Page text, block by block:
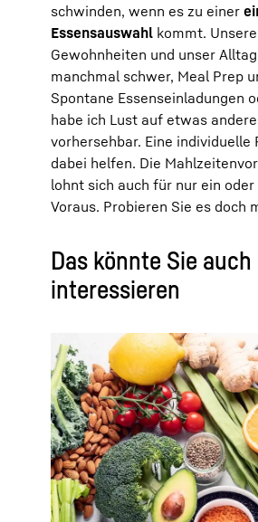
schwinden, wenn es zu einer
Essensauswahl kommt. Unsere
Gewohnheiten und unser
manchmal schwer, Meal Prep
Spontane Essenseinladungen
habe ich Lust auf etwas
vorhersehbar. Eine individuelle
dabei helfen. Die
lohnt sich auch für nur ein oder
Voraus. Probieren Sie es doch
Das könnte Sie auch
interessieren